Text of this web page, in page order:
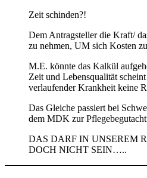
Zeit schinden?!
Dem Antragsteller die Kraft/
zu nehmen, UM sich Kosten
M.E. könnte das Kalkül
Zeit und Lebensqualität
verlaufender Krankheit keine
Das Gleiche passiert bei
dem MDK zur
DAS DARF IN UNSEREM
DOCH NICHT SEIN…..